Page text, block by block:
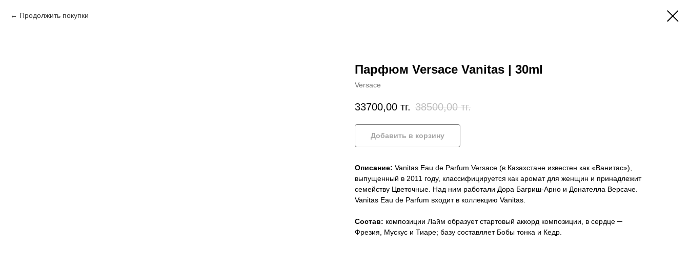
Продолжить покупки
Парфюм Versace Vanitas | 30ml
Versace
33700,00 тг. 38500,00 тг.
Добавить в корзину
Описание: Vanitas Eau de Parfum Versace (в Казахстане известен как «Ванитас»),
выпущенный в 2011 году, классифицируется как аромат для женщин и принадлежит
семейству Цветочные. Над ним работали Дора Багриш-Арно и Донателла Версаче.
Vanitas Eau de Parfum входит в коллекцию Vanitas.
Состав: композиции Лайм образует стартовый аккорд композиции, в сердце ─
Фрезия, Мускус и Тиаре; базу составляет Бобы тонка и Кедр.